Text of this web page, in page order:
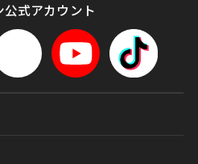
公式アカウント